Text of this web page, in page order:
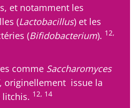
et notamment les
(Lactobacillus) et les
(Bifidobacterium). 12,
comme Saccharomyces
, originellement issue la
litchis. 12, 14